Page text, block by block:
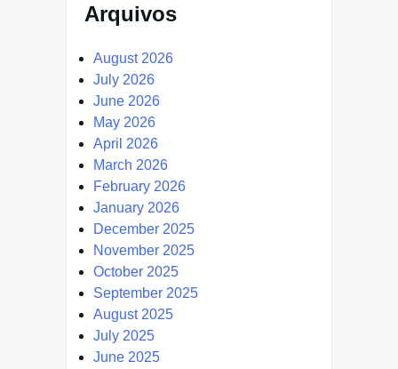
Arquivos
August 2026
July 2026
June 2026
May 2026
April 2026
March 2026
February 2026
January 2026
December 2025
November 2025
October 2025
September 2025
August 2025
July 2025
June 2025